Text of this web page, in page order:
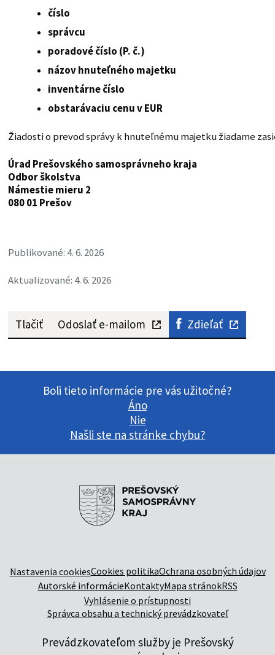
číslo
správcu
poradové číslo (P. č.)
názov hnuteľného majetku
inventárne číslo
obstarávaciu cenu v EUR
Žiadosti o prevod správy k hnuteľnému majetku žiadame
Úrad Prešovského samosprávneho kraja
Odbor školstva
Námestie mieru 2
080 01 Prešov
Publikované: 4. 6. 2026
Aktualizované: 4. 6. 2026
Tlačiť Odoslať e-mailom Zdieľať
Boli tieto informácie pre vás užitočné?
Áno
Nie
Našli ste na stránke chybu?
Nastavenia cookiesCookies politikaOchrana osobných údajov
Autorské informácieKontaktyMapa stránokRSS
Vyhlásenie o prístupnosti
Správca obsahu a technický prevádzkovateľ
Prevádzkovateľom služby je Prešovský